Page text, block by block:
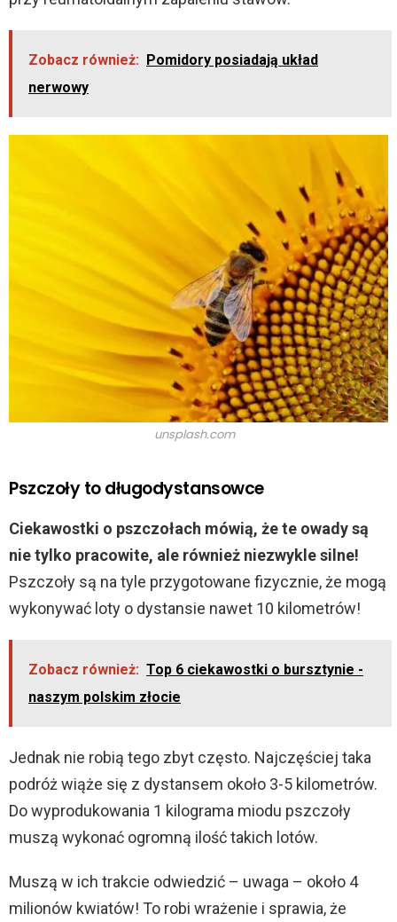
Zobacz również:
Pomidory posiadają układ
nerwowy
unsplash.com
Pszczoły to długodystansowce
Ciekawostki o pszczołach mówią, że te owady są
nie tylko pracowite, ale również niezwykle silne!
Pszczoły są na tyle przygotowane fizycznie, że mogą
wykonywać loty o dystansie nawet 10 kilometrów!
Zobacz również: Top 6 ciekawostki o bursztynie -
naszym polskim złocie
Jednak nie robią tego zbyt często. Najczęściej taka
podróż wiąże się z dystansem około 3-5 kilometrów.
Do wyprodukowania 1 kilograma miodu pszczoły
muszą wykonać ogromną ilość takich lotów.
Muszą w ich trakcie odwiedzić – uwaga – około 4
milionów kwiatów! To robi wrażenie i sprawia, że